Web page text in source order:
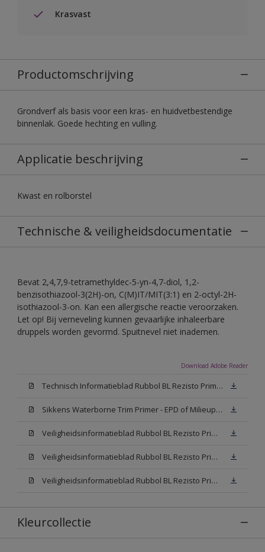
Krasvast
Productomschrijving
Grondverf als basis voor een kras- en huidvetbestendige
binnenlak. Goede hechting en vulling.
Applicatie beschrijving
Kwast en rolborstel
Technische & veiligheidsdocumentatie
Bevat 2,4,7,9-tetramethyldec-5-yn-4,7-diol, 1,2-
benzisothiazool-3(2H)-on, C(M)IT/MIT(3:1) en 2-octyl-2H-
isothiazool-3-on. Kan een allergische reactie veroorzaken.
Let op! Bij verneveling kunnen gevaarlijke inhaleerbare
druppels worden gevormd. Spuitnevel niet inademen.
Download Adobe Reader
Technisch Informatieblad Rubbol BL Rezisto Primer (New Livery) (PDF)
Sikkens Waterborne Trim Primer - EPD of Milieuproductverklaring
Veiligheidsinformatieblad Rubbol BL Rezisto Primer N00 (MSDS)
Veiligheidsinformatieblad Rubbol BL Rezisto Primer White (MSDS)
Veiligheidsinformatieblad Rubbol BL Rezisto Primer W05 (MSDS)
Kleurcollectie